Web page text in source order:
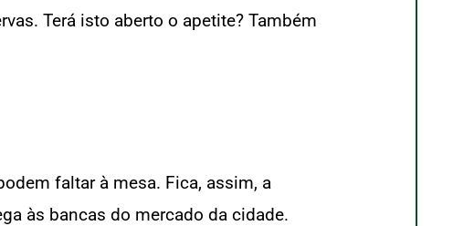
Terá isto aberto o apetite? Também
faltar à mesa. Fica, assim, a
às bancas do mercado da cidade.